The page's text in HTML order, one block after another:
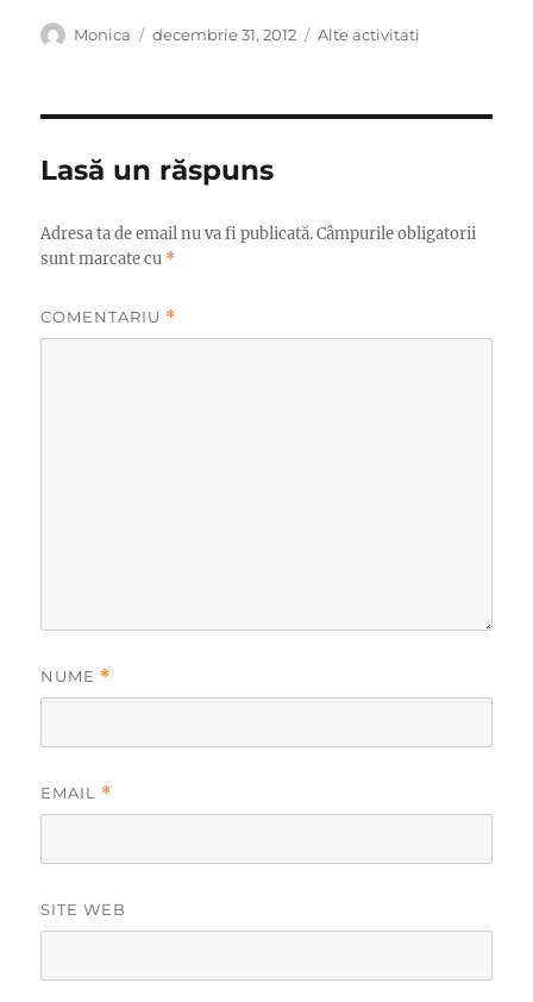
Autor
Monica
Publicat
decembrie 31, 2012 Categorii
Alte activitati
Lasă un răspuns
Adresa ta de email nu va fi publicată. Câmpurile obligatorii
sunt marcate cu *
COMENTARIU *
NUME *
EMAIL *
SITE WEB